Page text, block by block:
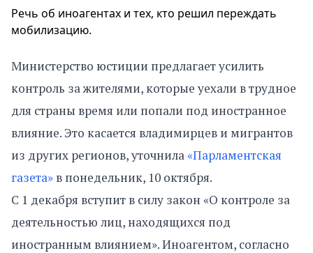
Речь об иноагентах и тех, кто решил переждать
мобилизацию.
Министерство юстиции предлагает усилить
контроль за жителями, которые уехали в трудное
для страны время или попали под иностранное
влияние. Это касается владимирцев и мигрантов
из других регионов, уточнила«Парламентская
газета» в понедельник, 10 октября.
С 1 декабря вступит в силу закон «О контроле за
деятельностью лиц, находящихся под
иностранным влиянием». Иноагентом, согласно